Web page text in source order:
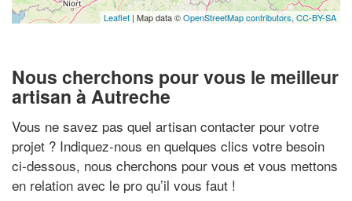
Leaflet | Map data ©OpenStreetMap contributors, CC-BY-SA
Nous cherchons pour vous le meilleur
artisan à Autreche
Vous ne savez pas quel artisan contacter pour votre
projet ? Indiquez-nous en quelques clics votre besoin
ci-dessous, nous cherchons pour vous et vous mettons
en relation avec le pro qu’il vous faut !